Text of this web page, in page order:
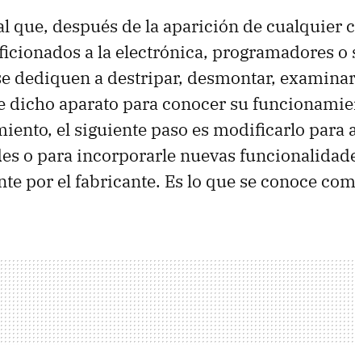
que, después de la aparición de cualquier
a la electrónica, programadores
dediquen a destripar, desmontar,
dicho aparato para conocer su
el siguiente paso es modificarlo para
o para incorporarle nuevas
por el fabricante. Es lo que se conoce